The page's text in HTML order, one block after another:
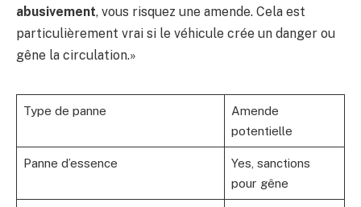
abusivement, vous risquez une amende. Cela est
particulièrement vrai si le véhicule crée un danger ou
gêne la circulation.»
Type de panne
Amende
potentielle
Panne d’essence
Yes, sanctions
pour gêne